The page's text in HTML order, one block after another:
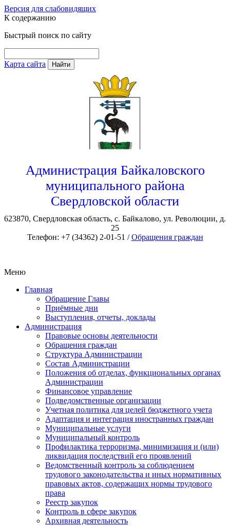
Версия для слабовидящих
К содержанию
Быстрый поиск по сайту
Карта сайта Найти
Администрация Байкаловского
муниципального района
Свердловской области
623870, Свердловская область, с. Байкалово, ул. Революции, д.
25
Телефон: +7 (34362) 2-01-51 /Обращения граждан
Меню
Главная
Обращение Главы
Приёмные дни
Выступления, отчеты, доклады
Администрация
Правовые основы деятельности
Обращения граждан
Структура Администрации
Состав Администрации
Положения об отделах, функциональных органах
Администрации
Финансовое управление
Подведомственные организации
Учетная политика для целей бюджетного учета
Адаптация и интеграция иностранных граждан
Муниципальные услуги
Муниципальный контроль
Профилактика терроризма, минимизация и (или)
ликвидация последствий его проявлений
Ведомственный контроль за соблюдением
трудового законодательства и иных нормативных
правовых актов, содержащих нормы трудового
права
Реестр закупок
Контроль в сфере закупок
Архивная деятельность